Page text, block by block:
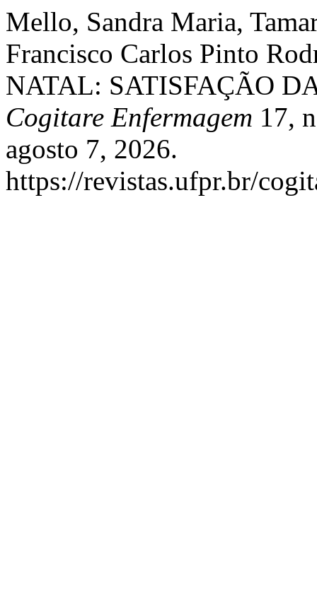
Mello, Sandra Maria,
Francisco Carlos Pinto
NATAL: SATISFAÇÃO
Cogitare Enfermagem 17,
agosto 7, 2026.
https://revistas.ufpr.br/